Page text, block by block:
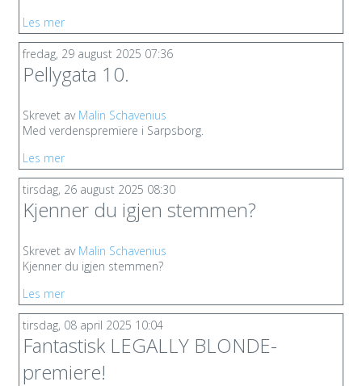
Les mer
fredag, 29 august 2025 07:36
Pellygata 10.
Skrevet av Malin Schavenius
Med verdenspremiere i Sarpsborg.
Les mer
tirsdag, 26 august 2025 08:30
Kjenner du igjen stemmen?
Skrevet av Malin Schavenius
Kjenner du igjen stemmen?
Les mer
tirsdag, 08 april 2025 10:04
Fantastisk LEGALLY BLONDE-
premiere!